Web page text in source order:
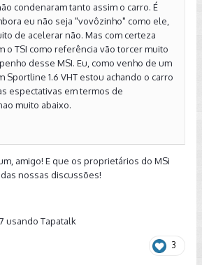
condenaram tanto assim o carro. É
eu não seja "vovôzinho" como ele,
de acelerar não. Mas com certeza
o TSI como referência vão torcer muito
desse MSI. Eu, como venho de um
Sportline 1.6 VHT estou achando o carro
espectativas em termos de
muito abaixo.
amigo! E que os proprietários do MSi
nossas discussões!
usando Tapatalk
3